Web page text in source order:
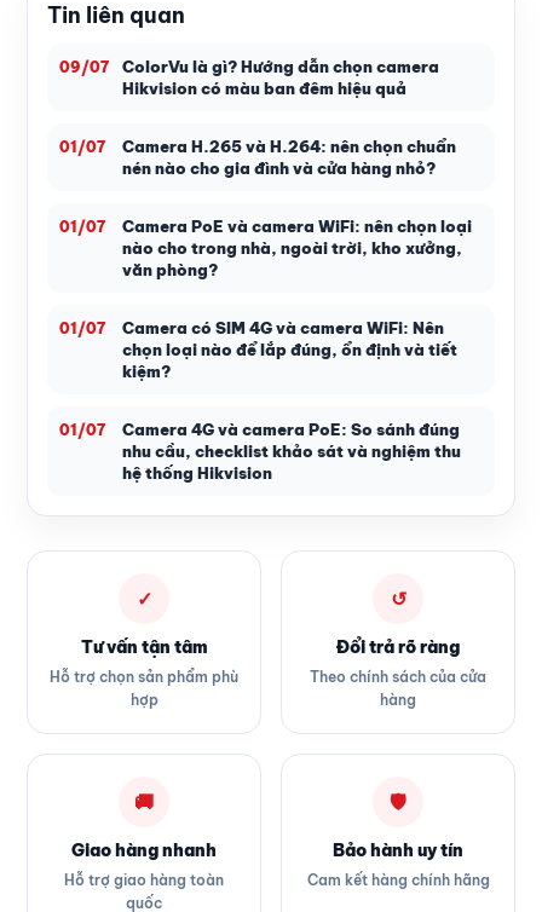
Tin liên quan
09/07
ColorVu là gì? Hướng dẫn chọn camera
Hikvision có màu ban đêm hiệu quả
01/07
Camera H.265 và H.264: nên chọn chuẩn
nén nào cho gia đình và cửa hàng nhỏ?
01/07
Camera PoE và camera WiFi: nên chọn loại
nào cho trong nhà, ngoài trời, kho xưởng,
văn phòng?
01/07
Camera có SIM 4G và camera WiFi: Nên
chọn loại nào để lắp đúng, ổn định và tiết
kiệm?
01/07
Camera 4G và camera PoE: So sánh đúng
nhu cầu, checklist khảo sát và nghiệm thu
hệ thống Hikvision
✓
Tư vấn tận tâm
Hỗ trợ chọn sản phẩm phù
hợp
↺
Đổi trả rõ ràng
Theo chính sách của cửa
hàng
🚚
Giao hàng nhanh
Hỗ trợ giao hàng toàn
quốc
🛡
Bảo hành uy tín
Cam kết hàng chính hãng